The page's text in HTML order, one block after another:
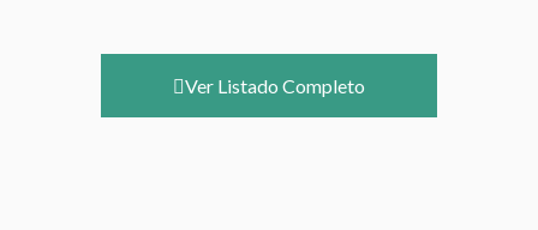
Ver Listado Completo